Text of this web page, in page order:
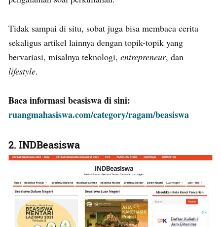
Tidak sampai di situ, sobat juga bisa membaca cerita
sekaligus artikel lainnya dengan topik-topik yang
bervariasi, misalnya teknologi, entrepreneur, dan
lifestyle.
Baca informasi beasiswa di sini:
ruangmahasiswa.com/category/ragam/beasiswa
2. INDBeasiswa